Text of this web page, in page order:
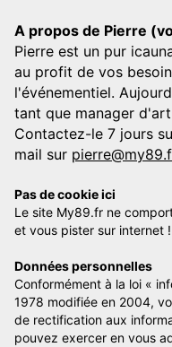
A propos de Pierre
Pierre est un pur
au profit de vos
l'événementiel.
tant que manager
Contactez-le 7 jours
mail sur
Pas de cookie ici
Le site My89.fr ne
et vous pister sur internet !
Données personnelles
Conformément à la loi «
1978 modifiée en 2004,
de rectification aux
pouvez exercer en vous